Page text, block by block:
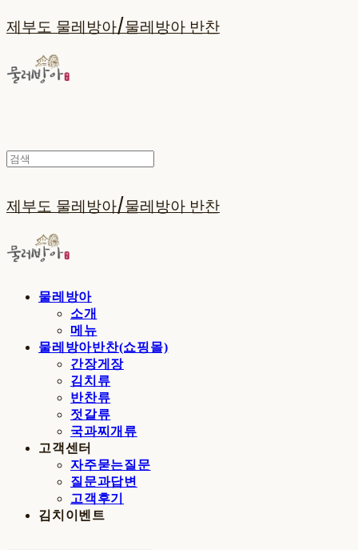
제부도 물레방아/물레방아 반찬
제부도 물레방아/물레방아 반찬
물레방아
소개
메뉴
물레방아반찬(쇼핑몰)
간장게장
김치류
반찬류
젓갈류
국과찌개류
고객센터
자주묻는질문
질문과답변
고객후기
김치이벤트